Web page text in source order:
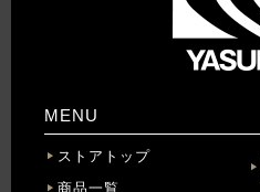
MENU
ストアトップ
商品一覧